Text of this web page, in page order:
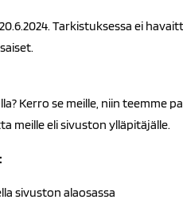
Tarkistuksessa ei
Kerro se meille, niin teemme
meille eli sivuston ylläpitäjälle.
sivuston alaosassa